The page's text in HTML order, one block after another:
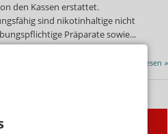
den Kassen erstattet.
sind nikotinhaltige nicht
Präparate sowie...
Alle Porträts lesen »